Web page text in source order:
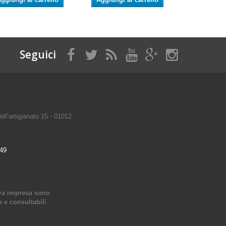
Seguici
15 - 01012
impresa sono
e consultabili